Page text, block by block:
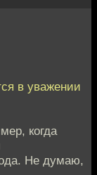
в уважении
когда
Не думаю,